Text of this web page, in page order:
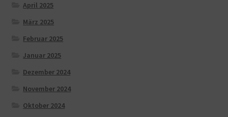
April 2025
März 2025
Februar 2025
Januar 2025
Dezember 2024
November 2024
Oktober 2024